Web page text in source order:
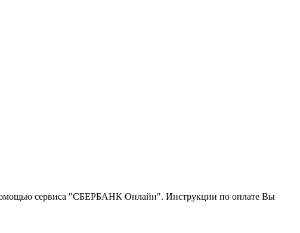
помощью сервиса "СБЕРБАНК Онлайн". Инструкции по оплате Вы